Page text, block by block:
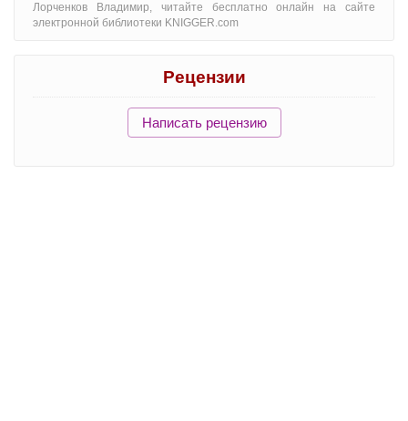
Лорченков Владимир, читайте бесплатно онлайн на сайте
электронной библиотеки KNIGGER.com
Рецензии
Написать рецензию